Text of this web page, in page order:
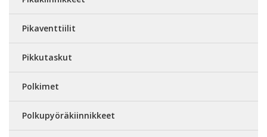
Pikaventtiilit
Pikkutaskut
Polkimet
Polkupyöräkiinnikkeet